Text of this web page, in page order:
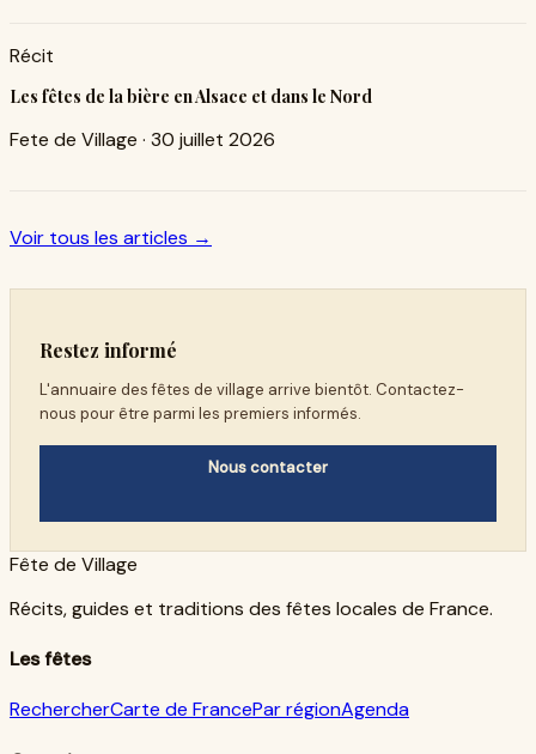
Récit
Les fêtes de la bière en Alsace et dans le Nord
Fete de Village · 30 juillet 2026
Voir tous les articles →
Restez informé
L'annuaire des fêtes de village arrive bientôt. Contactez-
nous pour être parmi les premiers informés.
Nous contacter
Fête de Village
Récits, guides et traditions des fêtes locales de France.
Les fêtes
RechercherCarte de FrancePar régionAgenda